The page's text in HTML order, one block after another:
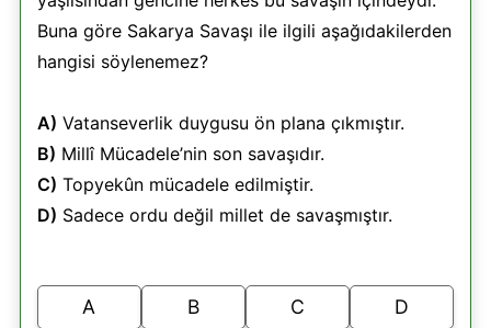
Buna göre Sakarya Savaşı ile ilgili aşağıdakilerden
hangisi söylenemez?
A) Vatanseverlik duygusu ön plana çıkmıştır.
B) Millî Mücadele’nin son savaşıdır.
C) Topyekûn mücadele edilmiştir.
D) Sadece ordu değil millet de savaşmıştır.
A B C D